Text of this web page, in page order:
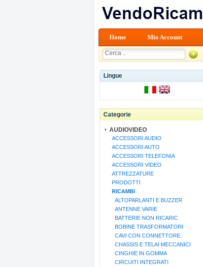
Home Mio Account
Lingue
Categorie
AUDIOVIDEO
ACCESSORI AUDIO
ACCESSORI AUTO
ACCESSORI TELEFONIA
ACCESSORI VIDEO
ATTREZZATURE
PRODOTTI
RICAMBI
ALTOPARLANTI E BUZZER
ANTENNE VARIE
BATTERIE NON RICARIC
BOBINE TRASFORMATORI
CAVI CON CONNETTORE
CHASSIS E TELAI MECCANICI
CINGHIE IN GOMMA
CIRCUITI INTEGRATI